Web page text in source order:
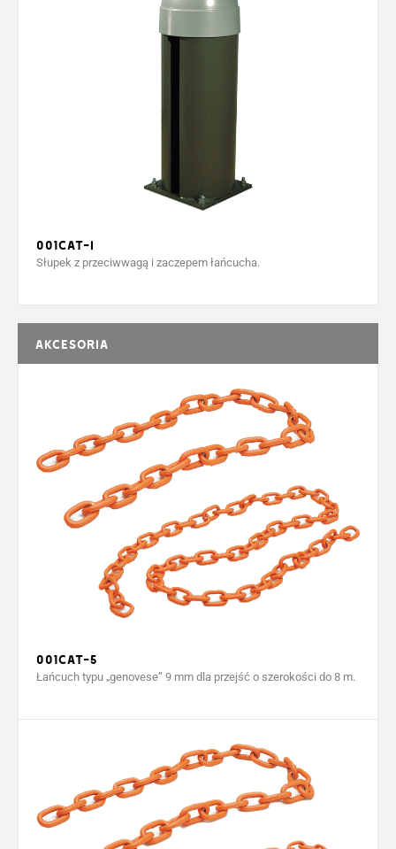
001CAT-I
Słupek z przeciwwagą i zaczepem łańcucha.
Akcesoria
001CAT-5
Łańcuch typu „genovese” 9 mm dla przejść o szerokości do 8 m.